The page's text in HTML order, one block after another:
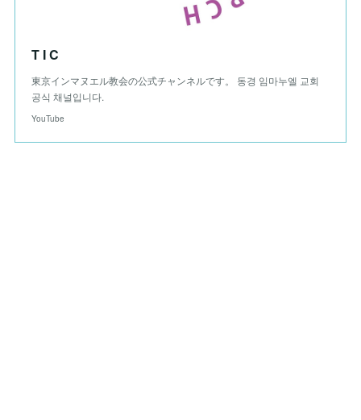
T I C
東京インマヌエル教会の公式チャンネルです。 동경 임마누엘 교회
공식 채널입니다.
YouTube